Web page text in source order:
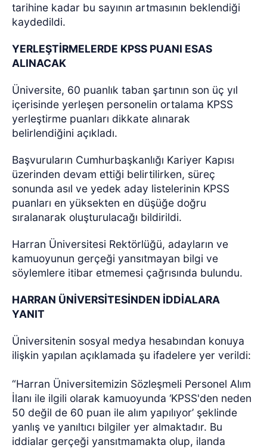
tarihine kadar bu sayının artmasının beklendiği
kaydedildi.
YERLEŞTİRMELERDE KPSS PUANI ESAS
ALINACAK
Üniversite, 60 puanlık taban şartının son üç yıl
içerisinde yerleşen personelin ortalama KPSS
yerleştirme puanları dikkate alınarak
belirlendiğini açıkladı.
Başvuruların Cumhurbaşkanlığı Kariyer Kapısı
üzerinden devam ettiği belirtilirken, süreç
sonunda asıl ve yedek aday listelerinin KPSS
puanları en yüksekten en düşüğe doğru
sıralanarak oluşturulacağı bildirildi.
Harran Üniversitesi Rektörlüğü, adayların ve
kamuoyunun gerçeği yansıtmayan bilgi ve
söylemlere itibar etmemesi çağrısında bulundu.
HARRAN ÜNİVERSİTESİNDEN İDDİALARA
YANIT
Üniversitenin sosyal medya hesabından konuya
ilişkin yapılan açıklamada şu ifadelere yer verildi:
“Harran Üniversitemizin Sözleşmeli Personel Alım
İlanı ile ilgili olarak kamuoyunda ‘KPSS'den neden
50 değil de 60 puan ile alım yapılıyor’ şeklinde
yanlış ve yanıltıcı bilgiler yer almaktadır. Bu
iddialar gerçeği yansıtmamakta olup, ilanda